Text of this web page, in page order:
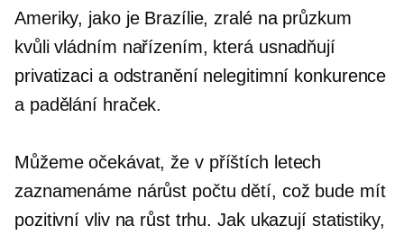
Ameriky, jako je Brazílie, zralé na průzkum
kvůli vládním nařízením, která usnadňují
privatizaci a odstranění nelegitimní konkurence
a padělání hraček.
Můžeme očekávat, že v příštích letech
zaznamenáme nárůst počtu dětí, což bude mít
pozitivní vliv na růst trhu. Jak ukazují statistiky,